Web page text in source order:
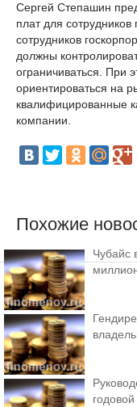
Сергей Степашин
плат для
сотрудников
должны
ограничиваться. При
ориентироваться на
квалифицированные
компании.
Похожие
Чубайс